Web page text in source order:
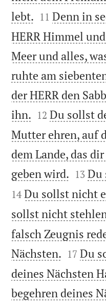
lebt. 

11 Denn in
HERR Himmel
Meer und alles,
ruhte am
der HERR den
ihn. 

12 Du sollst
Mutter ehren, auf
dem Lande, das
geben wird. 

13 Du
14 Du sollst nicht
sollst nicht
falsch Zeugnis
Nächsten. 

17 Du
deines Nächsten
begehren deines